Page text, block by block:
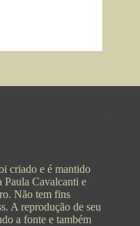
criado e é mantido
Paula Cavalcanti e
Não tem fins
A reprodução de seu
a fonte e também